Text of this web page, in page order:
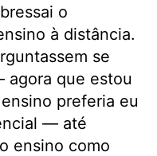
o
à distância.
se
agora que estou
preferia eu
— até
ensino como